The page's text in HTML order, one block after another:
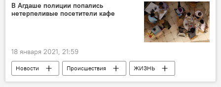
В Агдаше полиции попались
нетерпеливые посетители кафе
18 января 2021, 21:59
Новости Происшествия
ЖИЗНЬ
Азербайджан
Кафе
карантин